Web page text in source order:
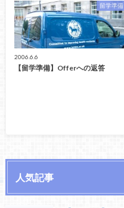
留学準備
2006.6.6
【留学準備】Offerへの返答
人気記事